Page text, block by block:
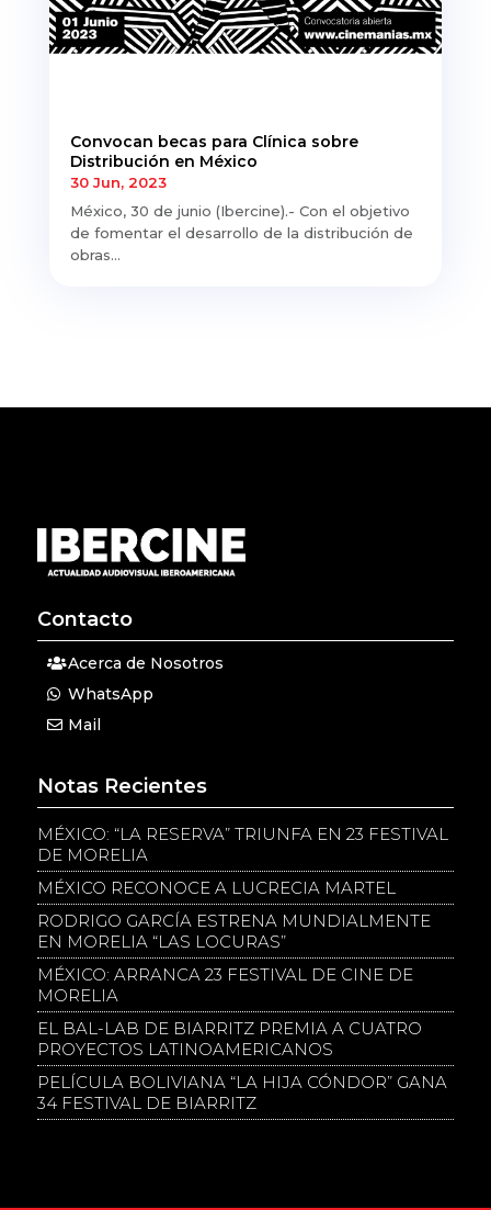
Convocan becas para Clínica sobre
Distribución en México
30 Jun, 2023
México, 30 de junio (Ibercine).- Con el objetivo
de fomentar el desarrollo de la distribución de
obras...
Contacto
Acerca de Nosotros
WhatsApp
Mail
Notas Recientes
MÉXICO: “LA RESERVA” TRIUNFA EN 23 FESTIVAL
DE MORELIA
MÉXICO RECONOCE A LUCRECIA MARTEL
RODRIGO GARCÍA ESTRENA MUNDIALMENTE
EN MORELIA “LAS LOCURAS”
MÉXICO: ARRANCA 23 FESTIVAL DE CINE DE
MORELIA
EL BAL-LAB DE BIARRITZ PREMIA A CUATRO
PROYECTOS LATINOAMERICANOS
PELÍCULA BOLIVIANA “LA HIJA CÓNDOR” GANA
34 FESTIVAL DE BIARRITZ